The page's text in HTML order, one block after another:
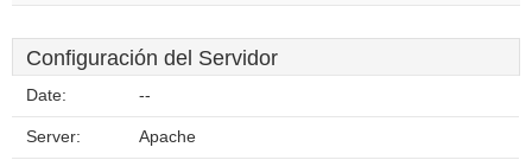
Configuración del Servidor
Date: --
Server: Apache